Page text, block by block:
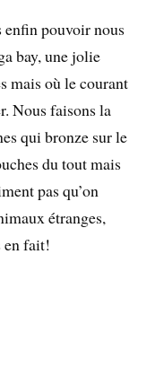
enfin pouvoir nous
bay, une jolie
mais où le courant
Nous faisons la
qui bronze sur le
du tout mais
pas qu’on
étranges,
en fait!